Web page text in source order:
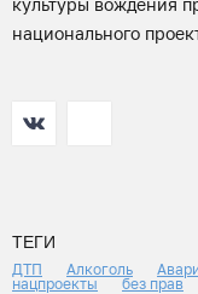
культуры вождения
национального
ТЕГИ
ДТП Алкоголь
нацпроекты
без прав